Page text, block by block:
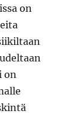
on
on